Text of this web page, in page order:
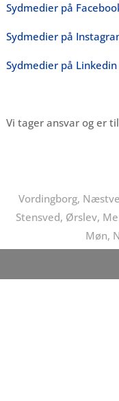
Sydmedier på
Sydmedier på
Sydmedier på Linkedin
Vi tager ansvar og er
Vordingborg,
Stensved, Ørslev,
Møn,